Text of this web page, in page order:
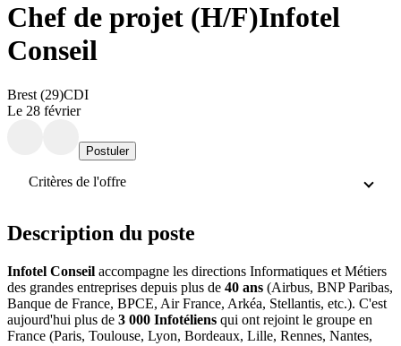
Chef de projet (H/F)Infotel
Conseil
Brest (29)CDI
Le 28 février
Postuler
Critères de l'offre
Description du poste
Infotel Conseil accompagne les directions Informatiques et Métiers
des grandes entreprises depuis plus de 40 ans (Airbus, BNP Paribas,
Banque de France, BPCE, Air France, Arkéa, Stellantis, etc.). C'est
aujourd'hui plus de 3 000 Infotéliens qui ont rejoint le groupe en
France (Paris, Toulouse, Lyon, Bordeaux, Lille, Rennes, Nantes,